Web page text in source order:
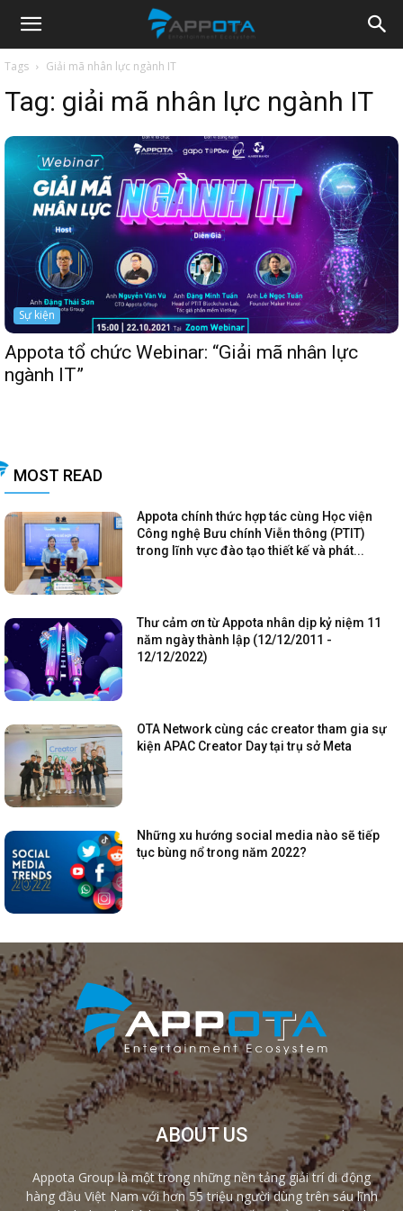
Appota
News
Tags Giải mã nhân lực ngành IT
Tag: giải mã nhân lực ngành IT
Sự kiện
Appota tổ chức Webinar: “Giải mã nhân lực
ngành IT”
MOST READ
Appota chính thức hợp tác cùng Học viện
Công nghệ Bưu chính Viễn thông (PTIT)
trong lĩnh vực đào tạo thiết kế và phát...
Thư cảm ơn từ Appota nhân dịp kỷ niệm 11
năm ngày thành lập (12/12/2011 -
12/12/2022)
OTA Network cùng các creator tham gia sự
kiện APAC Creator Day tại trụ sở Meta
Những xu hướng social media nào sẽ tiếp
tục bùng nổ trong năm 2022?
ABOUT US
Appota Group là một trong những nền tảng giải trí di động
hàng đầu Việt Nam với hơn 55 triệu người dùng trên sáu lĩnh